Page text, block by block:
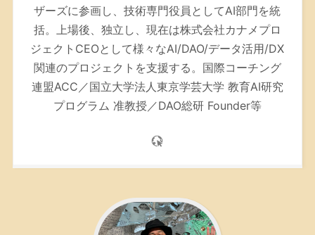
ザーズに参画し、技術専門役員としてAI部門を統
括。上場後、独立し、現在は株式会社カナメプロ
ジェクトCEOとして様々なAI/DAO/データ活用/DX
関連のプロジェクトを支援する。 国際コーチング
連盟ACC／国立大学法人東京学芸大学 教育AI研究
プログラム 准教授／DAO総研 Founder等